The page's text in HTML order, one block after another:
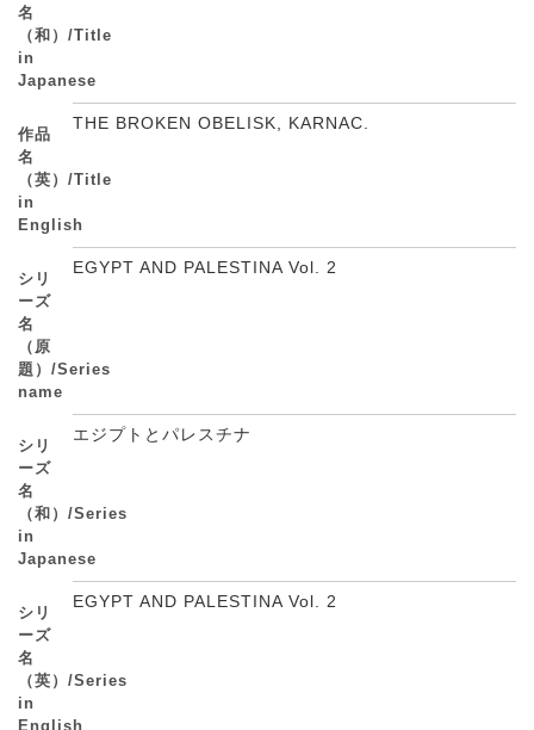
名
（和）/Title
in
Japanese
作品
名
（英）/Title
in
English
THE BROKEN OBELISK, KARNAC.
シリ
ーズ
名
（原
題）/Series
name
EGYPT AND PALESTINA Vol. 2
シリ
ーズ
名
（和）/Series
in
Japanese
エジプトとパレスチナ
シリ
ーズ
名
（英）/Series
in
English
EGYPT AND PALESTINA Vol. 2